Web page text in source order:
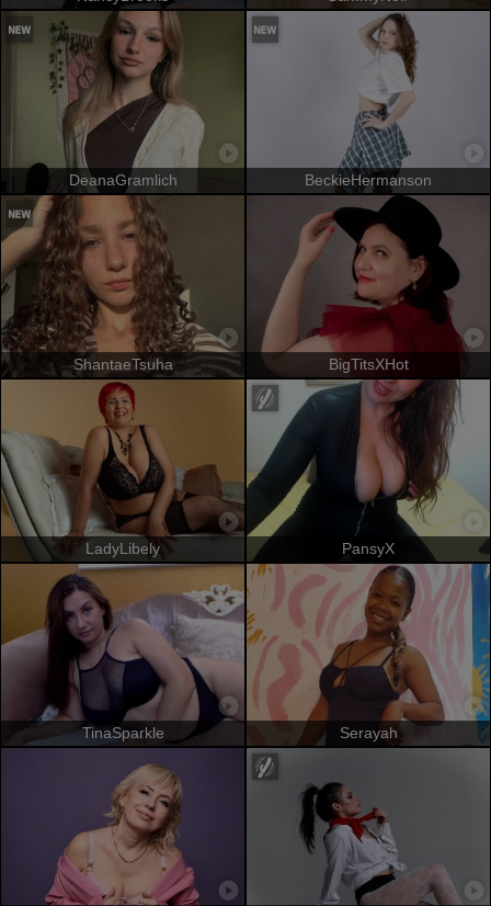
DeanaGramlich BeckieHermanson
ShantaeTsuha BigTitsXHot
LadyLibely PansyX
TinaSparkle Serayah